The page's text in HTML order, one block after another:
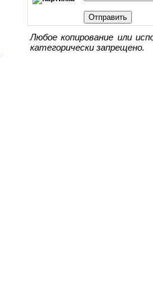
Любое копирование или
категорически запрещено.